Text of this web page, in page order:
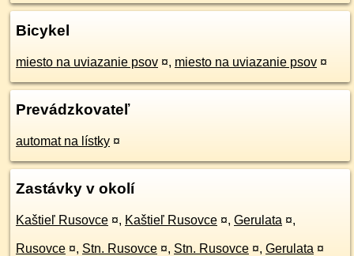
Bicykel
miesto na uviazanie psov ¤, miesto na uviazanie psov ¤
Prevádzkovateľ
automat na lístky ¤
Zastávky v okolí
Kaštieľ Rusovce ¤, Kaštieľ Rusovce ¤, Gerulata ¤,
Rusovce ¤, Stn. Rusovce ¤, Stn. Rusovce ¤, Gerulata ¤